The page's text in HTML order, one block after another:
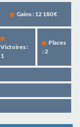
Gains : 12 180 €
Victoires :
1
Places
: 2